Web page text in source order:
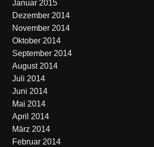
Januar 2015
Dezember 2014
November 2014
Oktober 2014
September 2014
August 2014
Juli 2014
Juni 2014
Mai 2014
April 2014
März 2014
Februar 2014